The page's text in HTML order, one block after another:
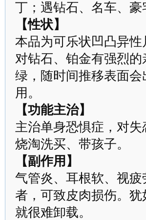
丁；遇钻石、名车、豪
【性状】
本品为可乐状凹凸异
对钻石、铂金有强烈
绿，随时间推移表面
用。
【功能主治】
主治单身恐惧症，对
烧淘洗买、带孩子。
【副作用】
气管炎、耳根软、视
者，可致皮肉损伤。
就很难卸载。